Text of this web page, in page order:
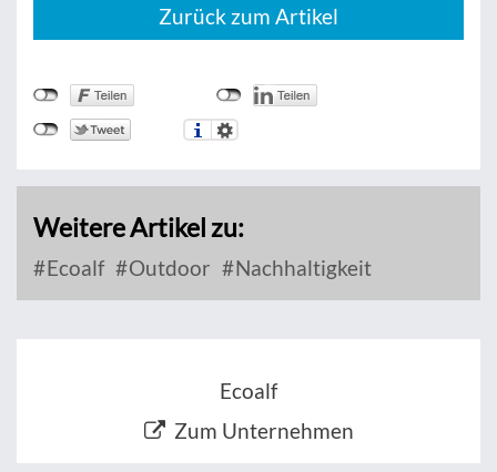
Zurück zum Artikel
Weitere Artikel zu:
Ecoalf Outdoor Nachhaltigkeit
Ecoalf
Zum Unternehmen